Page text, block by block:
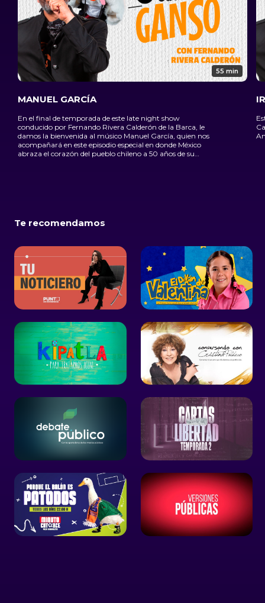
55 min
MANUEL GARCÍA
En el final de temporada de este late night show
conducido por Fernando Rivera Calderón de la Barca, le
damos la bienvenida al músico Manuel García, quien nos
acompañará en este episodio especial en donde México
abraza el corazón del pueblo chileno a 50 años de su
Te recomendamos